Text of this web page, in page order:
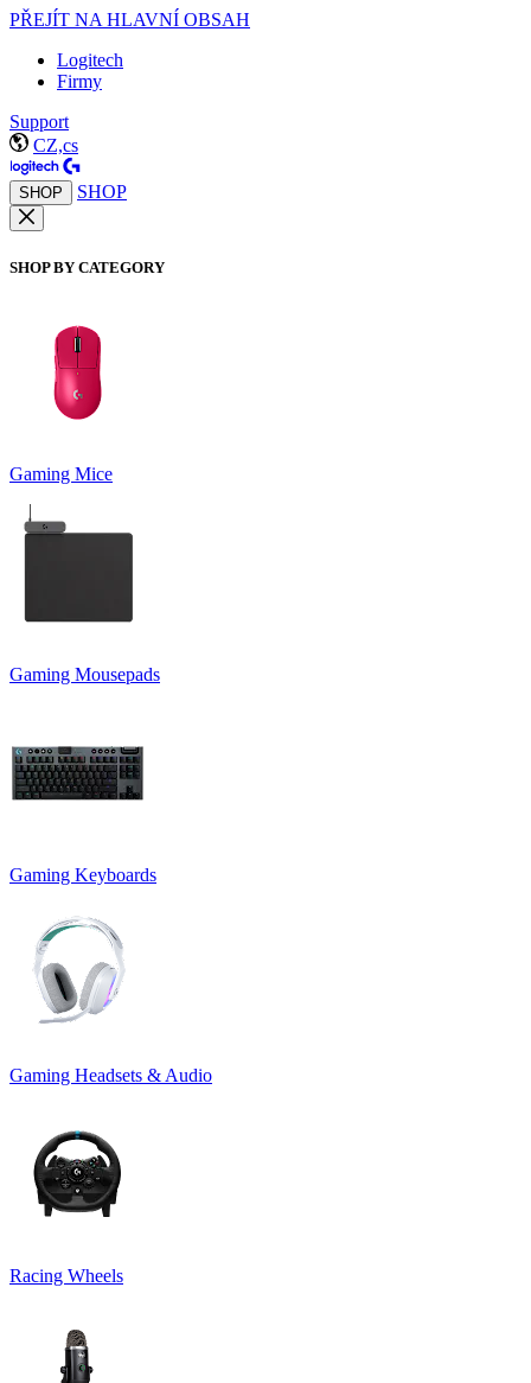
PŘEJÍT NA HLAVNÍ OBSAH
Logitech
Firmy
Support
CZ,cs
SHOP SHOP
SHOP BY CATEGORY
Gaming Mice
Gaming Mousepads
Gaming Keyboards
Gaming Headsets & Audio
Racing Wheels